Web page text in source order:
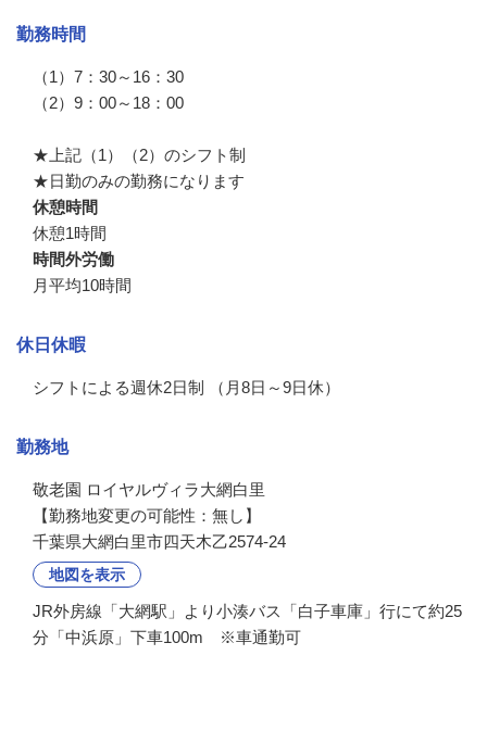
勤務時間
（1）7：30～16：30
（2）9：00～18：00
★上記（1）（2）のシフト制
★日勤のみの勤務になります
休憩時間
休憩1時間
時間外労働
月平均10時間
休日休暇
シフトによる週休2日制 （月8日～9日休）
勤務地
敬老園 ロイヤルヴィラ大網白里
【勤務地変更の可能性：無し】
千葉県大網白里市四天木乙2574-24
地図を表示
JR外房線「大網駅」より小湊バス「白子車庫」行にて約25
分「中浜原」下車100m ※車通勤可